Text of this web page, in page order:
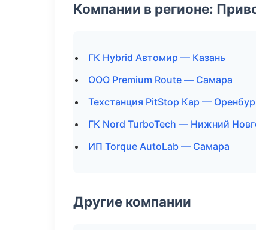
Компании в регионе:
ГК Hybrid Автомир — Казань
ООО Premium Route — Самара
Техстанция PitStop Кар —
ГК Nord TurboTech — Нижний
ИП Torque AutoLab — Самара
Другие компании